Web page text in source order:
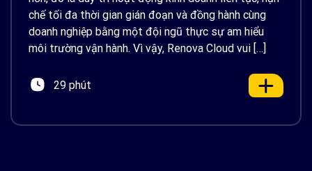
chế tối đa thời gian gián đoạn và đồng hành cùng
doanh nghiệp bằng một đội ngũ thực sự am hiểu
môi trường vận hành. Vì vậy, Renova Cloud vui […]
29 phút